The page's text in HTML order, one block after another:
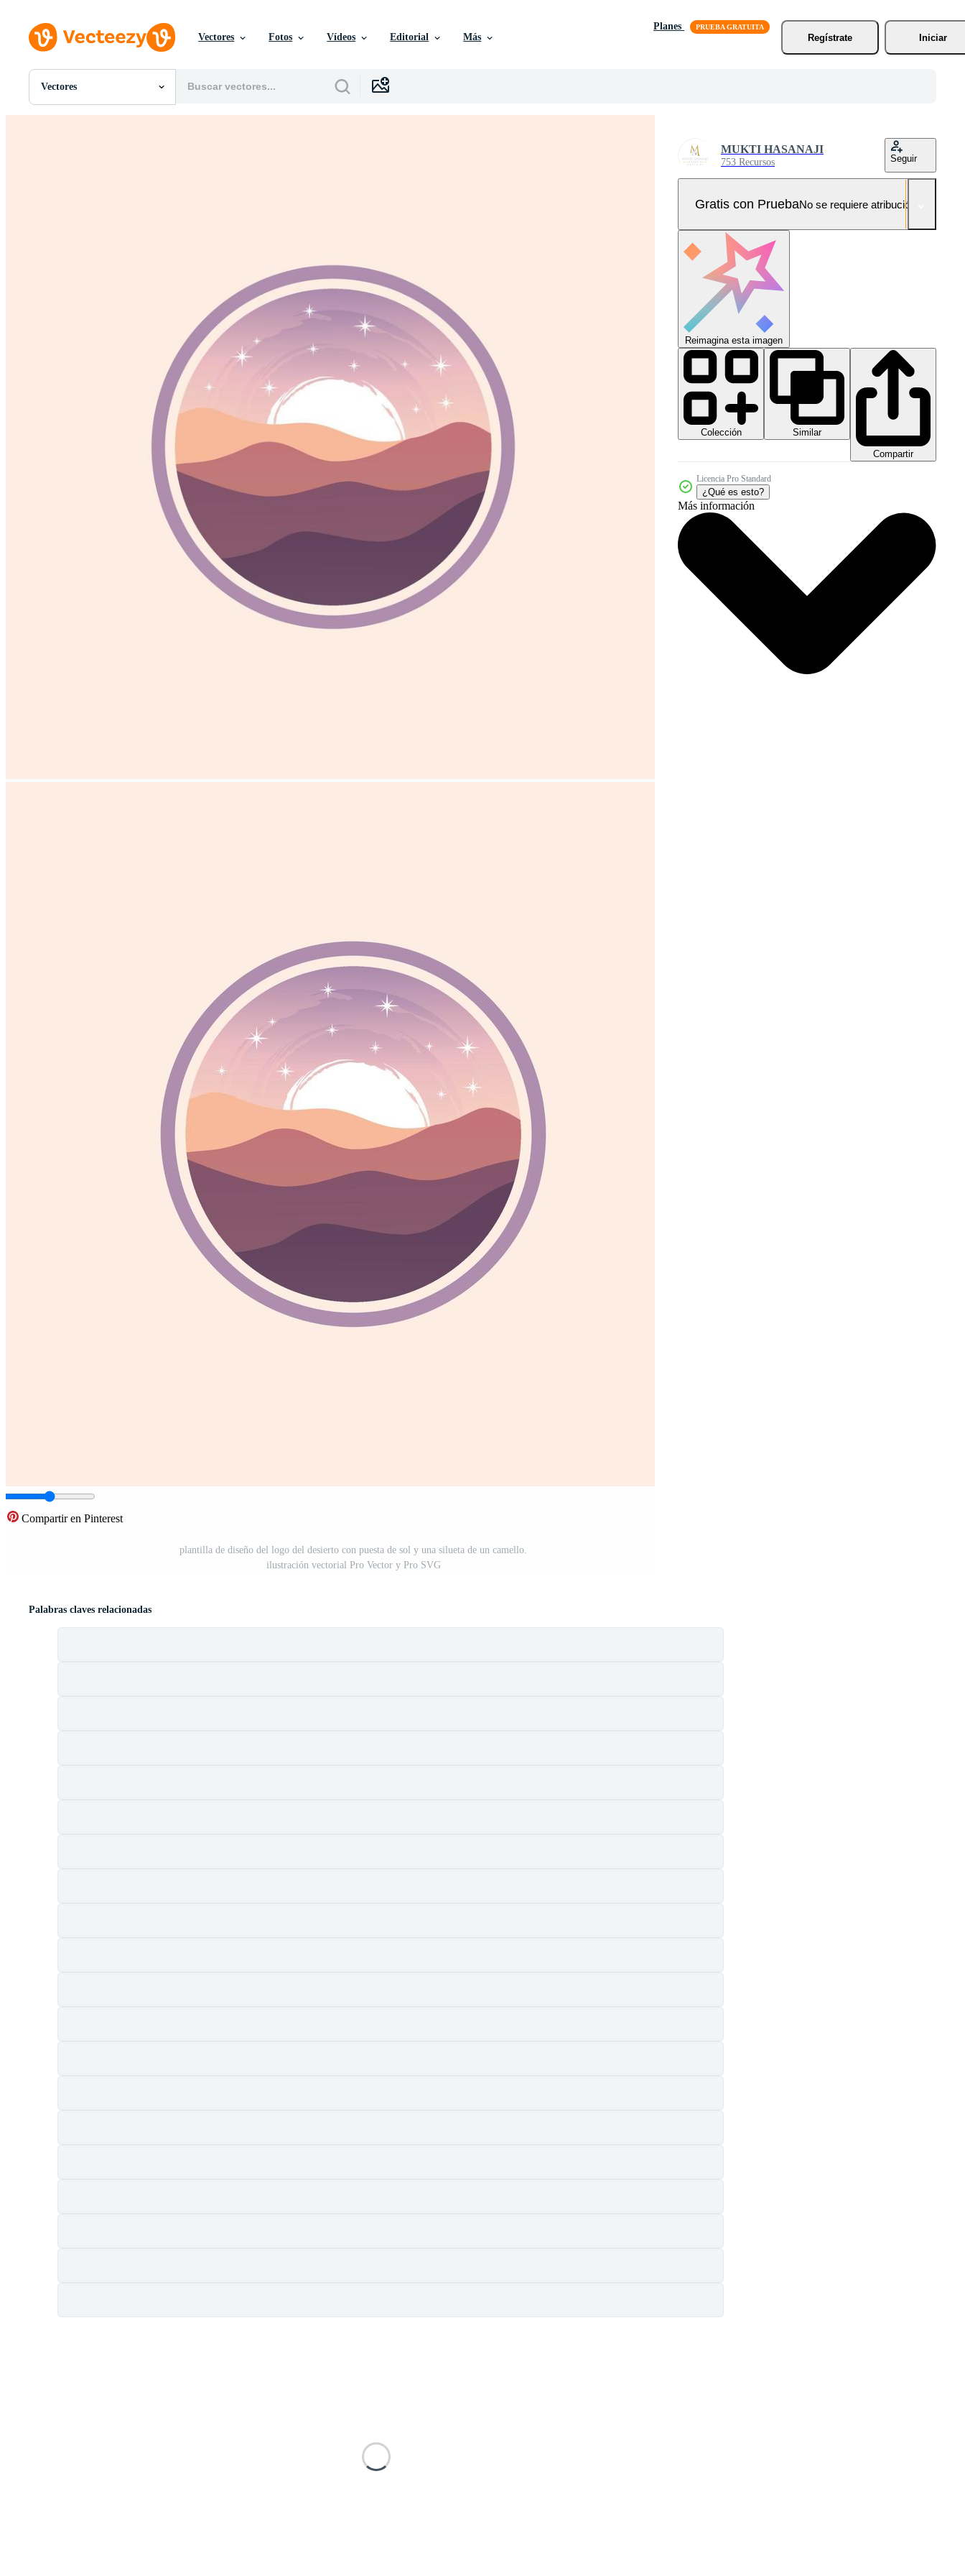
Vectores Fotos Vídeos Editorial Más
Planes
Regístrate
Iniciar
Vectores
Todas Imágenes
Compartir en Pinterest
plantilla de diseño del logo del desierto con puesta de sol y una silueta de un camello.
ilustración vectorial Pro Vector y Pro SVG
MUKTI HASANAJI
753 Recursos Seguir
Gratis con PruebaNo se requiere atribución!
Reimagina esta imagen
Colección
Similar
Compartir
Licencia Pro Standard
¿Qué es esto?
Más información
Palabras claves relacionadas